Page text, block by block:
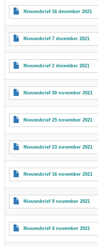
Nieuwsbrief 16 december 2021
Nieuwsbrief 7 december 2021
Nieuwsbrief 2 december 2021
Nieuwsbrief 30 november 2021
Nieuwsbrief 25 november 2021
Nieuwsbrief 23 november 2021
Nieuwsbrief 16 november 2021
Nieuwsbrief 9 november 2021
Nieuwsbrief 4 november 2021